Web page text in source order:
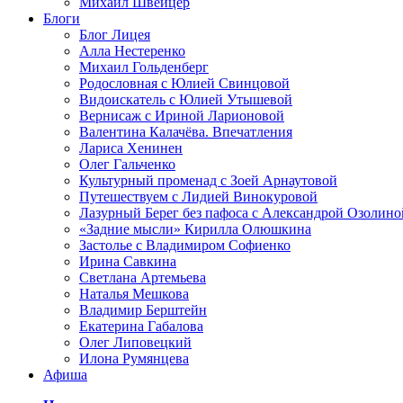
Блоги
Блог Лицея
Алла Нестеренко
Михаил Гольденберг
Родословная с Юлией Свинцовой
Видоискатель с Юлией Утышевой
Вернисаж с Ириной Ларионовой
Валентина Калачёва. Впечатления
Лариса Хенинен
Олег Гальченко
Культурный променад с Зоей Арнаутовой
Путешествуем с Лидией Винокуровой
Лазурный Берег без пафоса с Александрой
«Задние мысли» Кирилла Олюшкина
Застолье с Владимиром Софиенко
Ирина Савкина
Светлана Артемьева
Наталья Мешкова
Владимир Берштейн
Екатерина Габалова
Олег Липовецкий
Илона Румянцева
Афиша